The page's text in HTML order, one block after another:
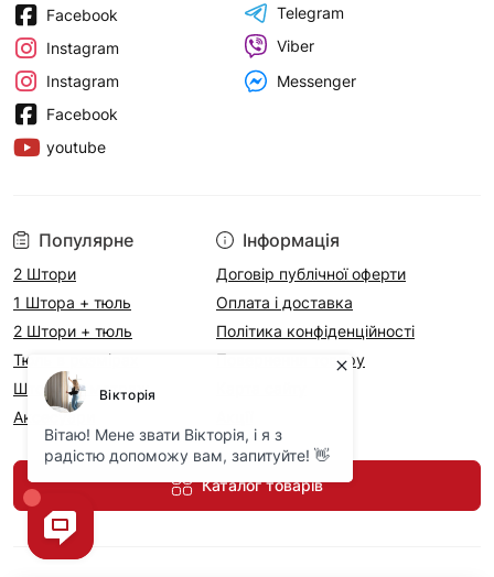
Популярне
2 Штори
1 Штора + тюль
2 Штори + тюль
Тюль в розмірах
Штори на метраж
Аксесуари
Інформація
Договір публічної оферти
Оплата і доставка
Політика конфіденційності
Повернення товару
Каталог товарів
Facebook
Instagram
Instagram
Facebook
youtube
Telegram
Viber
Messenger